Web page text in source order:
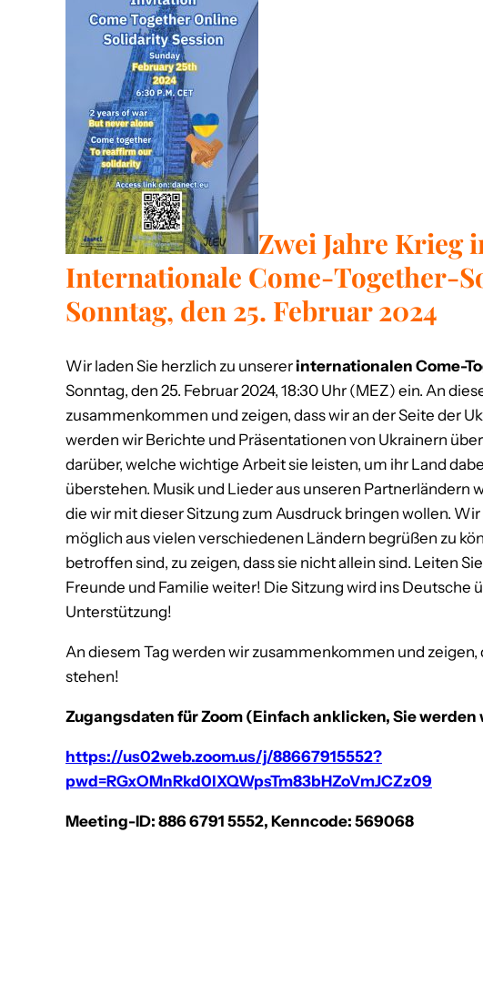
Zwei Jahre Krieg
Internationale Come-Together-
Sonntag, den 25. Februar 2024
Wir laden Sie herzlich zu unserer internationalen Come-
Sonntag, den 25. Februar 2024, 18:30 Uhr (MEZ) ein. An
zusammenkommen und zeigen, dass wir an der Seite der
werden wir Berichte und Präsentationen von Ukrainern
darüber, welche wichtige Arbeit sie leisten, um ihr Land
überstehen. Musik und Lieder aus unseren Partnerländern
die wir mit dieser Sitzung zum Ausdruck bringen wollen.
möglich aus vielen verschiedenen Ländern begrüßen zu
betroffen sind, zu zeigen, dass sie nicht allein sind. Leiten
Freunde und Familie weiter! Die Sitzung wird ins Deutsche
Unterstützung!
An diesem Tag werden wir zusammenkommen und zeigen,
stehen!
Zugangsdaten für Zoom (Einfach anklicken, Sie
https://us02web.zoom.us/j/88667915552?
pwd=RGxOMnRkd0lXQWpsTm83bHZoVmJCZz09
Meeting-ID: 886 6791 5552, Kenncode: 569068